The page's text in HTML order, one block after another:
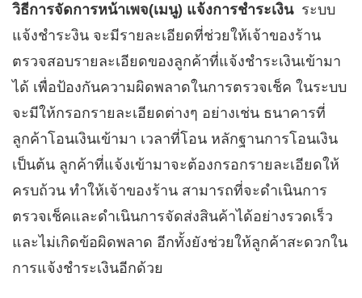
วิธีการจัดการหน้าเพจ(เมนู) แจ้งการชำระเงิน ระบบ
แจ้งชำระงิน จะมีรายละเอียดที่ช่วยให้เจ้าของร้าน
ตรวจสอบรายละเอียดของลูกค้าที่แจ้งชำระเงินเข้ามา
ได้ เพื่อป้องกันความผิดพลาดในการตรวจเช็ค ในระบบ
จะมีให้กรอกรายละเอียดต่างๆ อย่างเช่น ธนาคารที่
ลูกค้าโอนเงินเข้ามา เวลาที่โอน หลักฐานการโอนเงิน
เป็นต้น ลูกค้าที่แจ้งเข้ามาจะต้องกรอกรายละเอียดให้
ครบถ้วน ทำให้เจ้าของร้าน สามารถที่จะดำเนินการ
ตรวจเช็คและดำเนินการจัดส่งสินค้าได้อย่างรวดเร็ว
และไม่เกิดข้อผิดพลาด อีกทั้งยังช่วยให้ลูกค้าสะดวกใน
การแจ้งชำระเงินอีกด้วย